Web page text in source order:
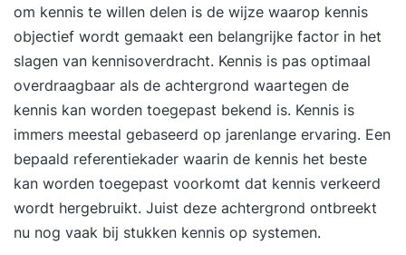
om kennis te willen delen is de wijze waarop kennis
objectief wordt gemaakt een belangrijke factor in het
slagen van kennisoverdracht. Kennis is pas optimaal
overdraagbaar als de achtergrond waartegen de
kennis kan worden toegepast bekend is. Kennis is
immers meestal gebaseerd op jarenlange ervaring. Een
bepaald referentiekader waarin de kennis het beste
kan worden toegepast voorkomt dat kennis verkeerd
wordt hergebruikt. Juist deze achtergrond ontbreekt
nu nog vaak bij stukken kennis op systemen.